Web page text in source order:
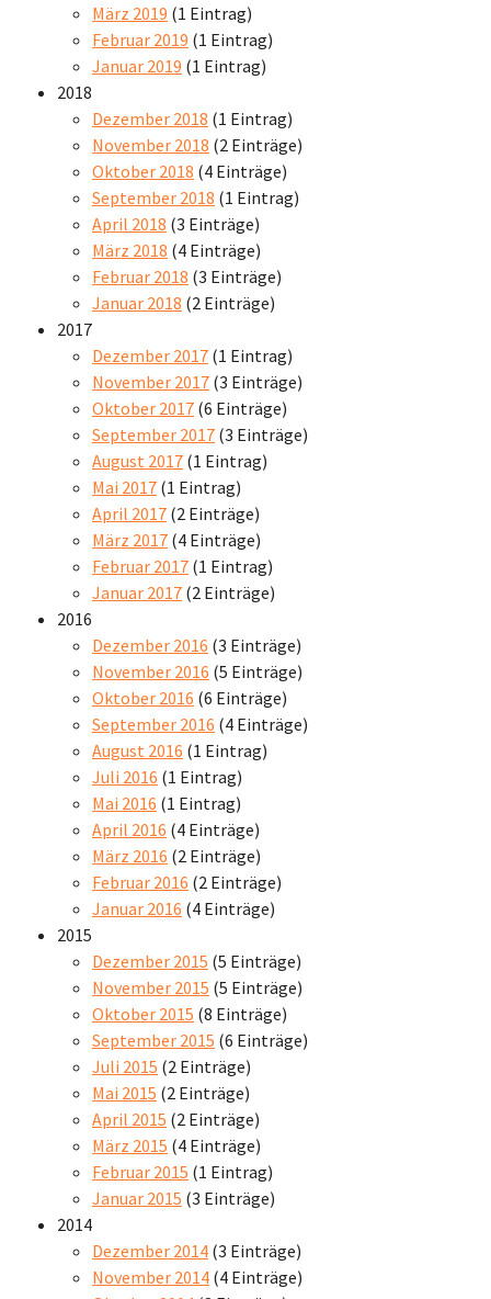
März 2019 (1 Eintrag)
Februar 2019 (1 Eintrag)
Januar 2019 (1 Eintrag)
2018
Dezember 2018 (1 Eintrag)
November 2018 (2 Einträge)
Oktober 2018 (4 Einträge)
September 2018 (1 Eintrag)
April 2018 (3 Einträge)
März 2018 (4 Einträge)
Februar 2018 (3 Einträge)
Januar 2018 (2 Einträge)
2017
Dezember 2017 (1 Eintrag)
November 2017 (3 Einträge)
Oktober 2017 (6 Einträge)
September 2017 (3 Einträge)
August 2017 (1 Eintrag)
Mai 2017 (1 Eintrag)
April 2017 (2 Einträge)
März 2017 (4 Einträge)
Februar 2017 (1 Eintrag)
Januar 2017 (2 Einträge)
2016
Dezember 2016 (3 Einträge)
November 2016 (5 Einträge)
Oktober 2016 (6 Einträge)
September 2016 (4 Einträge)
August 2016 (1 Eintrag)
Juli 2016 (1 Eintrag)
Mai 2016 (1 Eintrag)
April 2016 (4 Einträge)
März 2016 (2 Einträge)
Februar 2016 (2 Einträge)
Januar 2016 (4 Einträge)
2015
Dezember 2015 (5 Einträge)
November 2015 (5 Einträge)
Oktober 2015 (8 Einträge)
September 2015 (6 Einträge)
Juli 2015 (2 Einträge)
Mai 2015 (2 Einträge)
April 2015 (2 Einträge)
März 2015 (4 Einträge)
Februar 2015 (1 Eintrag)
Januar 2015 (3 Einträge)
2014
Dezember 2014 (3 Einträge)
November 2014 (4 Einträge)